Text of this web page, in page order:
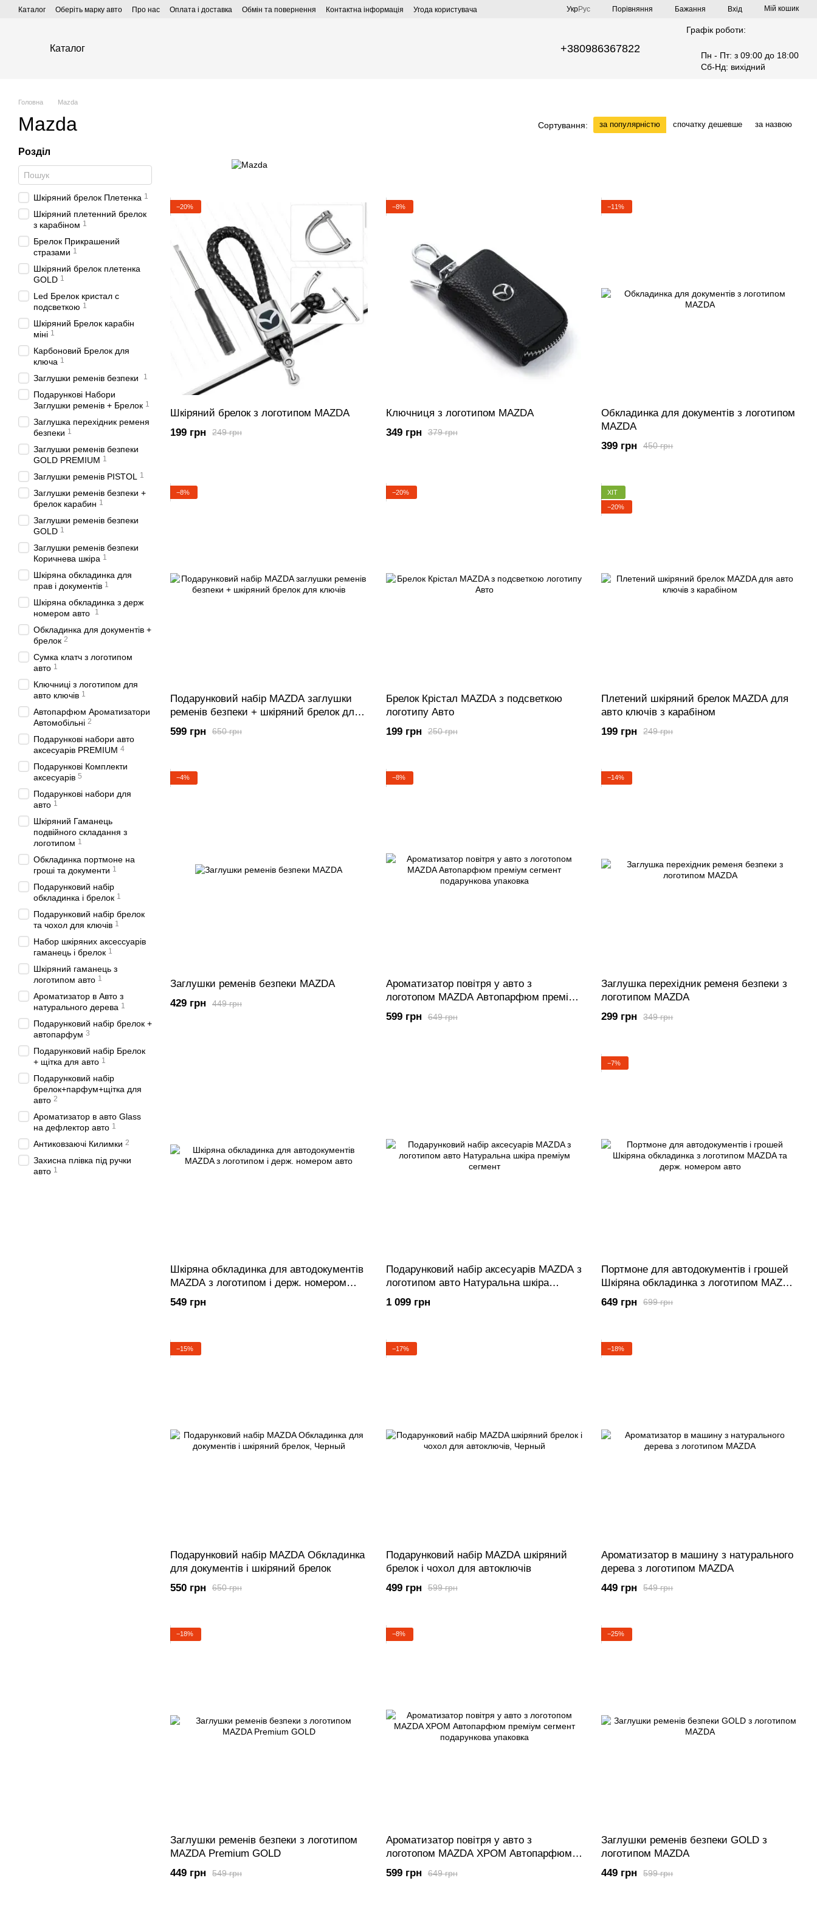
Перейти до основного контенту
Каталог Оберіть марку авто Про нас Оплата і доставка Обмін та повернення Контактна інформація Угода користувача УкрРус Порівняння Бажання Вхід Мій кошик
Каталог +380986367822
Графік роботи:
Пн - Пт: з 09:00 до 18:00
Сб-Нд: вихідний
Головна Mazda
Mazda Сортування: за популярністю спочатку дешевше за назвою
−20%
Шкіряний брелок з логотипом MAZDA
249 грн
199 грн
−8%
Ключниця з логотипом MAZDA
379 грн
349 грн
−11%
Обкладинка для документів з логотипом
MAZDA
450 грн
399 грн
−8%
Подарунковий набір MAZDA заглушки
ременів безпеки + шкіряний брелок для
ключів
650 грн
599 грн
−20%
Брелок Крістал MAZDA з подсветкою
логотипу Авто
250 грн
199 грн
ХІТ
−20%
Плетений шкіряний брелок MAZDA для
авто ключів з карабіном
249 грн
199 грн
−4%
Заглушки ременів безпеки MAZDA
449 грн
429 грн
−8%
Ароматизатор повітря у авто з
логотопом MAZDA Автопарфюм преміум
сегмент подарункова упаковка
649 грн
599 грн
−14%
Заглушка перехідник ременя безпеки з
логотипом MAZDA
349 грн
299 грн
Шкіряна обкладинка для автодокументів
MAZDA з логотипом і держ. номером
авто
549 грн
Подарунковий набір аксесуарів MAZDA з
логотипом авто Натуральна шкіра
преміум сегмент
1 099 грн
−7%
Портмоне для автодокументів і грошей
Шкіряна обкладинка з логотипом MAZDA
та держ. номером авто
699 грн
649 грн
−15%
Подарунковий набір MAZDA Обкладинка
для документів і шкіряний брелок
650 грн
550 грн
−17%
Подарунковий набір MAZDA шкіряний
брелок і чохол для автоключів
599 грн
499 грн
−18%
Ароматизатор в машину з натурального
дерева з логотипом MAZDA
549 грн
449 грн
−18%
Заглушки ременів безпеки з логотипом
MAZDA Premium GOLD
549 грн
449 грн
−8%
Ароматизатор повітря у авто з
логотопом MAZDA ХРОМ Автопарфюм
преміум сегмент подарункова упаковка
649 грн
599 грн
−25%
Заглушки ременів безпеки GOLD з
логотипом MAZDA
599 грн
449 грн
Розділ
Шкіряний брелок Плетенка 1
Шкіряний плетенний брелок
з карабіном 1
Брелок Прикрашений
стразами 1
Шкіряний брелок плетенка
GOLD 1
Led Брелок кристал с
подсветкою 1
Шкіряний Брелок карабін
міні 1
Карбоновий Брелок для
ключа 1
Заглушки ременів безпеки 1
Подарункові Набори
Заглушки ременів + Брелок 1
Заглушка перехідник ременя
безпеки 1
Заглушки ременів безпеки
GOLD PREMIUM 1
Заглушки ременів PISTOL 1
Заглушки ременів безпеки +
брелок карабин 1
Заглушки ременів безпеки
GOLD 1
Заглушки ременів безпеки
Коричнева шкіра 1
Шкіряна обкладинка для
прав і документів 1
Шкіряна обкладинка з держ
номером авто
1
Обкладинка для документів +
брелок 2
Сумка клатч з логотипом
авто 1
Ключниці з логотипом для
авто ключів 1
Автопарфюм Ароматизатори
Автомобільні 2
Подарункові набори авто
аксесуарів PREMIUM 4
Подарункові Комплекти
аксесуарів 5
Подарункові набори для
авто 1
Шкіряний Гаманець
подвійного складання з
логотипом 1
Обкладинка портмоне на
гроші та документи 1
Подарунковий набір
обкладинка і брелок 1
Подарунковий набір брелок
та чохол для ключів 1
Набор шкіряних аксессуарів
гаманець і брелок 1
Шкіряний гаманець з
логотипом авто 1
Ароматизатор в Авто з
натурального дерева 1
Подарунковий набір брелок +
автопарфум 3
Подарунковий набір Брелок
+ щітка для авто 1
Подарунковий набір
брелок+парфум+щітка для
авто 2
Ароматизатор в авто Glass
на дефлектор авто 1
Антиковзаючі Килимки 2
Захисна плівка під ручки
авто 1